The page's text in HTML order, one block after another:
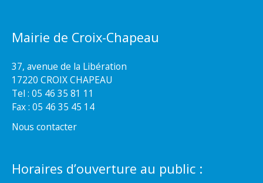
Mairie de Croix-Chapeau
37, avenue de la Libération
17220 CROIX CHAPEAU
Tel : 05 46 35 81 11
Fax : 05 46 35 45 14
Nous contacter
Horaires d’ouverture au public :